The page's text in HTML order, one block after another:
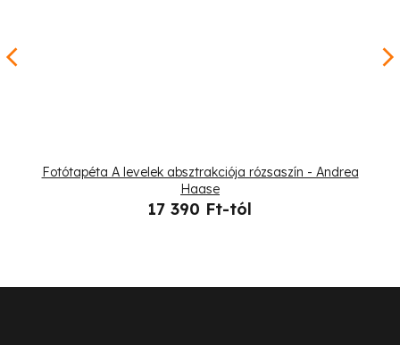
Fotótapéta A levelek absztrakciója rózsaszín - Andrea
Haase
17 390 Ft-tól